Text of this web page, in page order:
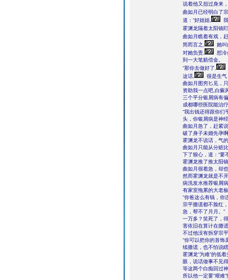
说着他又扭过身来
曲如月已经明白了
道：“好姐姐,
霍渊龙隔着太阳镜
曲如月瞧着有戏，
简而言之,
她叫
对她负责,
想冷
到一大笔赔偿金。
“那你去做好了,
这话,
很是生
曲如月图穷匕见，
资助我一点吧,白癜
三个平分银屑病有
成都哪些医院能治
“我出钱还得跟你们
头，你银屑病是神
曲如月急了，赶紧
破了身子未婚先孕
霍渊龙不说话，气
曲如月只能从分赃
下了狠心，道：“要
霍渊龙推了推太阳
曲如月很着急，却
然而霍渊龙就是不
病洗发水推荐银屑
有家室拖累的大老
“你爸这么有钱，你
宗平撒谎都不脸红
急，帮不了月月。”
一万多？笑死了，
害依旧在算计在撒
不过他没有拆穿宗
“你可以把你的首饰
续撒谎，也不怕说
霍渊龙“为难”的低
眼，说话做事不见
等这两个白痴回过
所以他一定要“艰难